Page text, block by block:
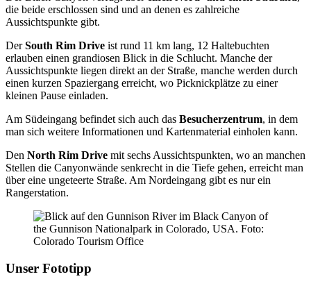
die beide erschlossen sind und an denen es zahlreiche
Aussichtspunkte gibt.
DerSouth Rim Drive ist rund 11 km lang, 12 Haltebuchten
erlauben einen grandiosen Blick in die Schlucht. Manche der
Aussichtspunkte liegen direkt an der Straße, manche werden durch
einen kurzen Spaziergang erreicht, wo Picknickplätze zu einer
kleinen Pause einladen.
Am Südeingang befindet sich auch das Besucherzentrum, in dem
man sich weitere Informationen und Kartenmaterial einholen kann.
Den North Rim Drive mit sechs Aussichtspunkten, wo an manchen
Stellen die Canyonwände senkrecht in die Tiefe gehen, erreicht man
über eine ungeteerte Straße. Am Nordeingang gibt es nur ein
Rangerstation.
Unser Fototipp